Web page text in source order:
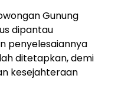
Gunung
dipantau
penyelesaiannya
ditetapkan, demi
kesejahteraan